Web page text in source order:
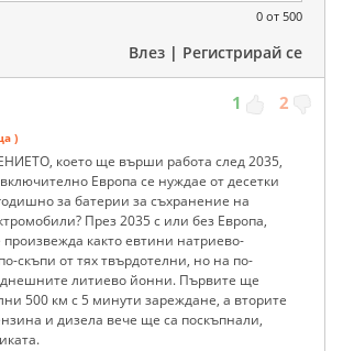
0 от 500
Влез | Регистрирай се
1 2
)
което ще върши работа след 2035,
включително Европа се нуждае от десетки
за батерии за съхранение на
През 2035 с или без Европа,
както евтини натриево-
скъпи от тях твърдотелни, но на по-
днешните литиево йонни. Първите ще
500 км с 5 минути зареждане, а вторите
и дизела вече ще са поскъпнали,